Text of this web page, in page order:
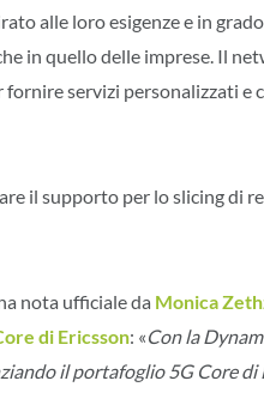
alle loro esigenze e in
in quello delle imprese. Il
servizi personalizzati e
il supporto per lo slicing di
nota ufficiale da Monica
di Ericsson: «Con la
il portafoglio 5G Core di